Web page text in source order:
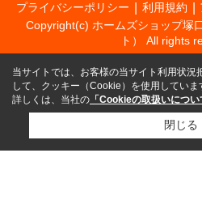
プライバシーポリシー 利用規約
Copyright(c) ホームズショップ塚
ト） All rights
当サイトでは、お客様の当サイト利用状況
して、クッキー（Cookie）を使用していま
詳しくは、当社の 「Cookieの取扱いについ
閉じる